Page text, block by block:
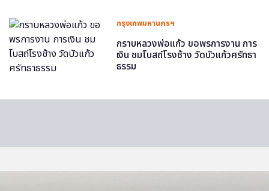
กรุงเทพมหานครฯ
กราบหลวงพ่อแก้ว ขอพรการงาน การ
เงิน ชมโบสถ์โรงช้าง วัดบัวแก้วศรัทธา
ธรรม